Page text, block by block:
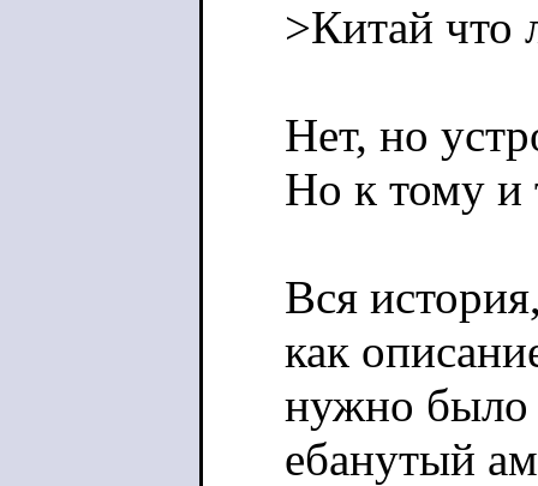
>Китай что
Нет, но
Но к тому и
Вся
как
нужно было
ебанутый